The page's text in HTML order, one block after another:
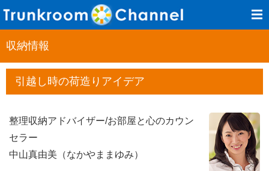
収納情報
引越し時の荷造りアイデア
整理収納アドバイザー/お部屋と心のカウン
セラー
中山真由美（なかやままゆみ）